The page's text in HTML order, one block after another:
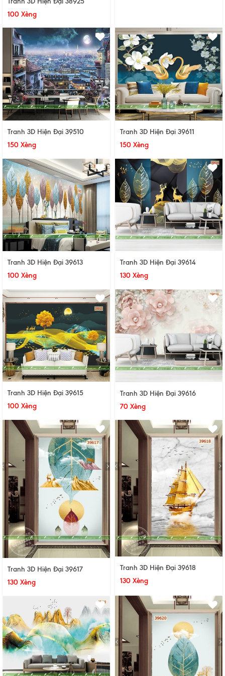
100 Xèng
Tranh 3D Hiện Đại 39510
150 Xèng
Tranh 3D Hiện Đại 39611
150 Xèng
Tranh 3D Hiện Đại 39613
100 Xèng
Tranh 3D Hiện Đại 39614
130 Xèng
Tranh 3D Hiện Đại 39615
100 Xèng
Tranh 3D Hiện Đại 39616
70 Xèng
Tranh 3D Hiện Đại 39617
130 Xèng
Tranh 3D Hiện Đại 39618
130 Xèng